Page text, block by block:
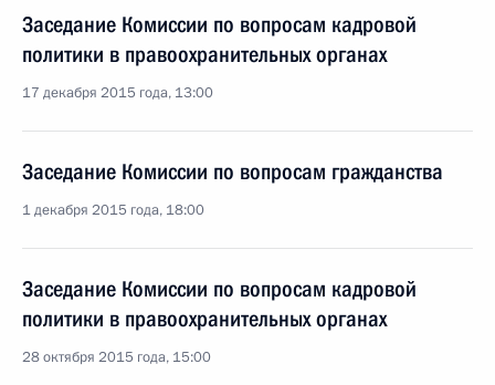
Заседание Комиссии по вопросам кадровой
политики в правоохранительных органах
17 декабря 2015 года, 13:00
Заседание Комиссии по вопросам гражданства
1 декабря 2015 года, 18:00
Заседание Комиссии по вопросам кадровой
политики в правоохранительных органах
28 октября 2015 года, 15:00